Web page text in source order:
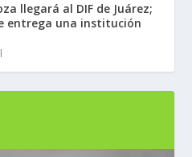
llegará al DIF de Juárez;
entrega una institución